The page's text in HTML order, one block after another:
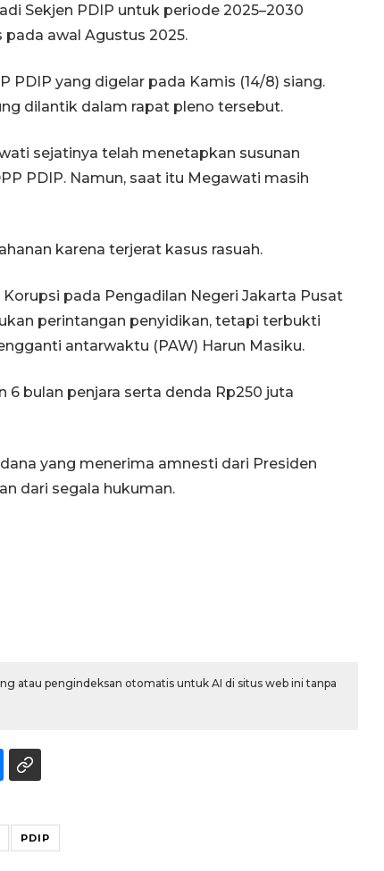
Sekjen PDIP untuk periode 2025–2030
awal Agustus 2025.
PDIP yang digelar pada Kamis (14/8) siang.
dilantik dalam rapat pleno tersebut.
sejatinya telah menetapkan susunan
PDIP. Namun, saat itu Megawati masih
karena terjerat kasus rasuah.
pada Pengadilan Negeri Jakarta Pusat
perintangan penyidikan, tetapi terbukti
antarwaktu (PAW) Harun Masiku.
6 bulan penjara serta denda Rp250 juta
yang menerima amnesti dari Presiden
dari segala hukuman.
atau pengindeksan otomatis untuk AI di situs web ini tanpa
PDIP
Penguatan struktur jembatan
7 Agustus 2026 14:36
BPBD Jatim kerahkan "Drone
Water Spray" bantu padamkan